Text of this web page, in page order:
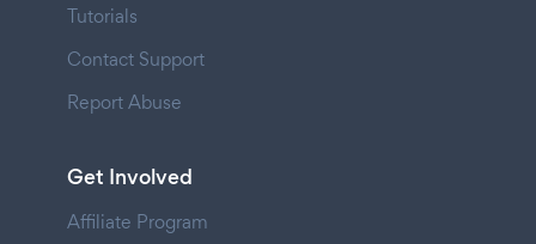
Tutorials
Contact Support
Report Abuse
Get Involved
Affiliate Program